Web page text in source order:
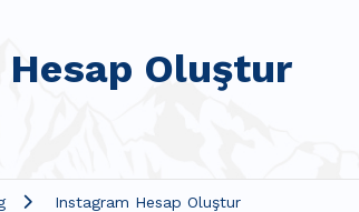
Oluştur
Instagram Hesap Oluştur